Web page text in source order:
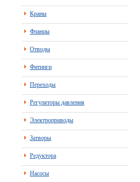
Краны
Фланцы
Отводы
Фитинги
Переходы
Регуляторы давления
Электроприводы
Затворы
Редуктора
Насосы